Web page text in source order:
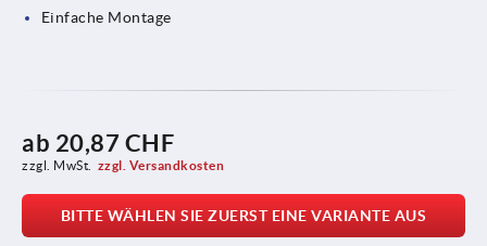
Einfache Montage
ab 20,87 CHF
zzgl. MwSt. zzgl. Versandkosten
BITTE WÄHLEN SIE ZUERST EINE VARIANTE AUS